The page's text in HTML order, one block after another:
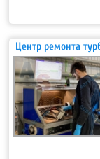
Центр ремонта